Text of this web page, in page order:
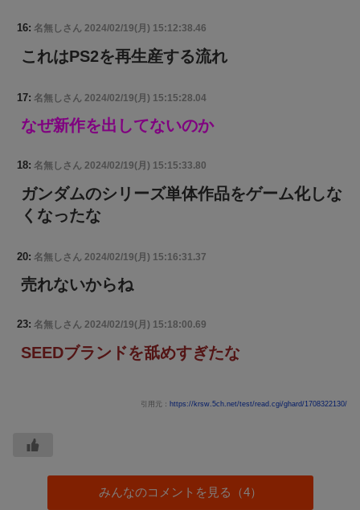
16: 名無しさん 2024/02/19(月) 15:12:38.46
これはPS2を再生産する流れ
17: 名無しさん 2024/02/19(月) 15:15:28.04
なぜ新作を出してないのか
18: 名無しさん 2024/02/19(月) 15:15:33.80
ガンダムのシリーズ単体作品をゲーム化しな
くなったな
20: 名無しさん 2024/02/19(月) 15:16:31.37
売れないからね
23: 名無しさん 2024/02/19(月) 15:18:00.69
SEEDブランドを舐めすぎたな
引用元： https://krsw.5ch.net/test/read.cgi/ghard/1708322130/
みんなのコメントを見る（4）